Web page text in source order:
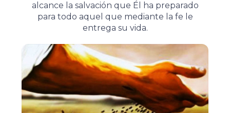
alcance la salvación que Él ha preparado
para todo aquel que mediante la fe le
entrega su vida.